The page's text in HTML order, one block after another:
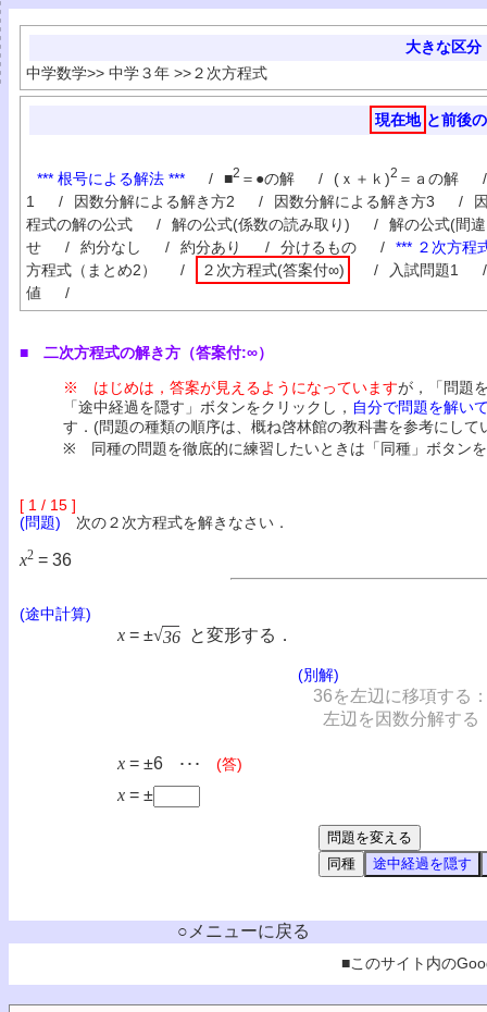
大きな区分
中学数学>> 中学３年 >>２次方程式
現在地 と前後
*** 根号による解法 *** / ■2 ＝●の解 / (ｘ＋ｋ)2 ＝ａの解
/
1
/ 因数分解による解き方2 / 因数分解による解き方3 /
程式の解の公式
/ 解の公式(係数の読み取り) /
解の公式(間
せ
/ 約分なし / 約分あり / 分けるもの /
*** ２次方程
方程式（まとめ2）
/ ２次方程式(答案付∞) / 入試問題1
/
値
/
■ 二次方程式の解き方（答案付:∞）
※ はじめは，答案が見えるようになっていますが，「問題
「途中経過を隠す」ボタンをクリックし， 自分で問題を解い
す．(問題の種類の順序は、概ね啓林館の教科書を参考にして
※ 同種の問題を徹底的に練習したいときは「同種」ボタン
[ 1 / 15 ]
(問題) 次の２次方程式を解きなさい．
x2 = 36
(途中計算)
x = ±√36 と変形する．
|
|
|
|
|
|
|
|
|
|
(別解)
36を左辺に移項する
左辺を因数分解する
x = ±6 ･･･ (答)
x = ±
○メニューに戻る
■このサイト内の